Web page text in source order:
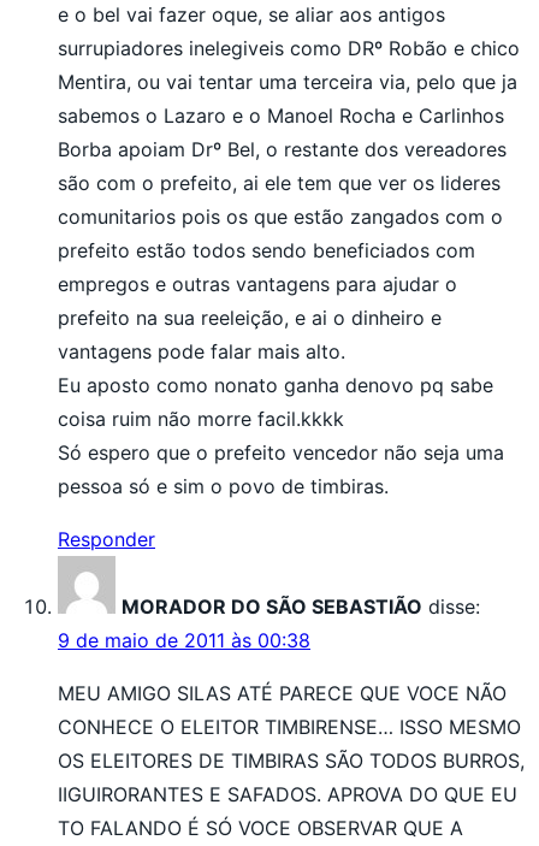
e o bel vai fazer oque, se aliar aos antigos
surrupiadores inelegiveis como DRº Robão e chico
Mentira, ou vai tentar uma terceira via, pelo que ja
sabemos o Lazaro e o Manoel Rocha e Carlinhos
Borba apoiam Drº Bel, o restante dos vereadores
são com o prefeito, ai ele tem que ver os lideres
comunitarios pois os que estão zangados com o
prefeito estão todos sendo beneficiados com
empregos e outras vantagens para ajudar o
prefeito na sua reeleição, e ai o dinheiro e
vantagens pode falar mais alto.
Eu aposto como nonato ganha denovo pq sabe
coisa ruim não morre facil.kkkk
Só espero que o prefeito vencedor não seja uma
pessoa só e sim o povo de timbiras.
Responder
MORADOR DO SÃO SEBASTIÃO disse:
9 de maio de 2011 às 00:38
MEU AMIGO SILAS ATÉ PARECE QUE VOCE NÃO
CONHECE O ELEITOR TIMBIRENSE… ISSO MESMO
OS ELEITORES DE TIMBIRAS SÃO TODOS BURROS,
IIGUIRORANTES E SAFADOS. APROVA DO QUE EU
TO FALANDO É SÓ VOCE OBSERVAR QUE A